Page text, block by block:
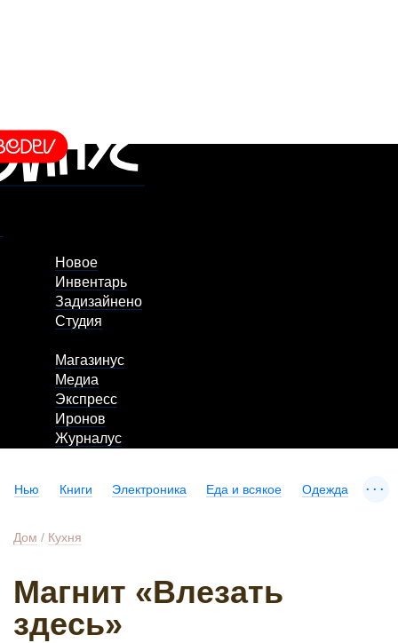
Новое
Инвентарь
Задизайнено
Студия
Магазинус
Медиа
Экспресс
Иронов
Журналус
Нью Книги Электроника Еда и всякое Одежда ...
Дом / Кухня
Магнит «Влезать
здесь»